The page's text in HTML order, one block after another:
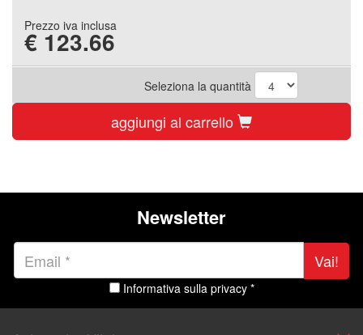
Prezzo iva inclusa
€ 123.66
Seleziona la quantità
aggiungi al carrello
Newsletter
Vai!
Informativa sulla privacy *